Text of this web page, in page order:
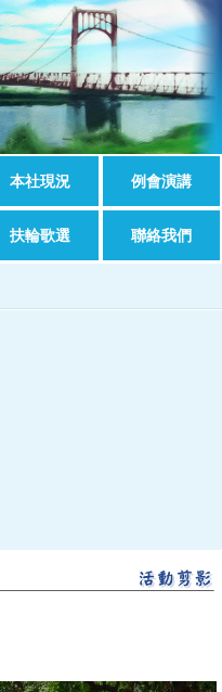
本社現況 例會演講
扶輪歌選 聯絡我們